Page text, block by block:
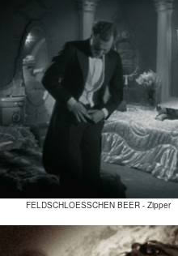
FELDSCHLOESSCHEN BEER - Zipper